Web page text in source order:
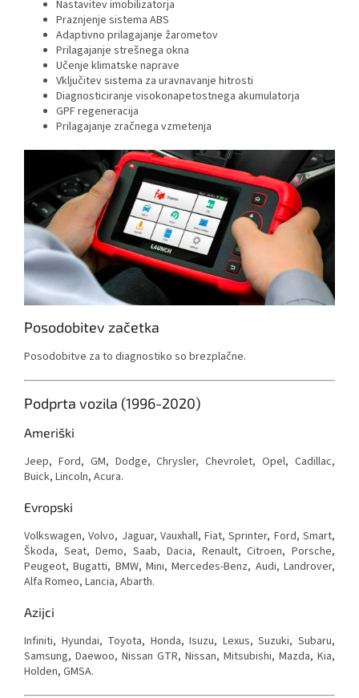
Nastavitev imobilizatorja
Praznjenje sistema ABS
Adaptivno prilagajanje žarometov
Prilagajanje strešnega okna
Učenje klimatske naprave
Vključitev sistema za uravnavanje hitrosti
Diagnosticiranje visokonapetostnega akumulatorja
GPF regeneracija
Prilagajanje zračnega vzmetenja
Posodobitev začetka
Posodobitve za to diagnostiko so brezplačne.
Podprta vozila (1996-2020)
Ameriški
Jeep, Ford, GM, Dodge, Chrysler, Chevrolet, Opel, Cadillac,
Buick, Lincoln, Acura.
Evropski
Volkswagen, Volvo, Jaguar, Vauxhall, Fiat, Sprinter, Ford, Smart,
Škoda, Seat, Demo, Saab, Dacia, Renault, Citroen, Porsche,
Peugeot, Bugatti, BMW, Mini, Mercedes-Benz, Audi, Landrover,
Alfa Romeo, Lancia, Abarth.
Azijci
Infiniti, Hyundai, Toyota, Honda, Isuzu, Lexus, Suzuki, Subaru,
Samsung, Daewoo, Nissan GTR, Nissan, Mitsubishi, Mazda, Kia,
Holden, GMSA.